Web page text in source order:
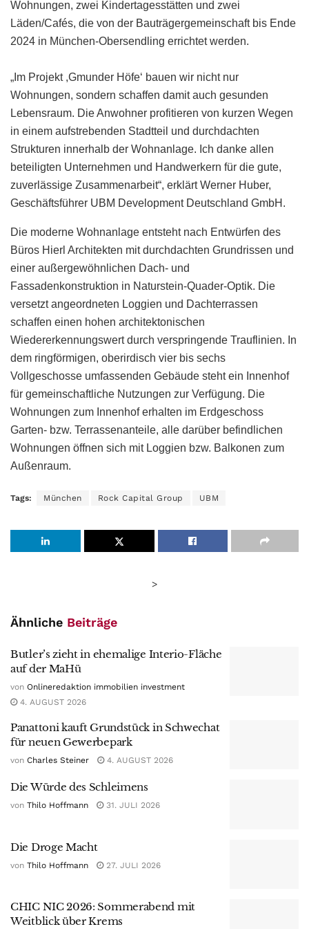
Wohnungen, zwei Kindertagesstätten und zwei
Läden/Cafés, die von der Bauträgergemeinschaft bis Ende
2024 in München-Obersendling errichtet werden.
„Im Projekt ,Gmunder Höfe‘ bauen wir nicht nur
Wohnungen, sondern schaffen damit auch gesunden
Lebensraum. Die Anwohner profitieren von kurzen Wegen
in einem aufstrebenden Stadtteil und durchdachten
Strukturen innerhalb der Wohnanlage. Ich danke allen
beteiligten Unternehmen und Handwerkern für die gute,
zuverlässige Zusammenarbeit“, erklärt Werner Huber,
Geschäftsführer UBM Development Deutschland GmbH.
Die moderne Wohnanlage entsteht nach Entwürfen des
Büros Hierl Architekten mit durchdachten Grundrissen und
einer außergewöhnlichen Dach- und
Fassadenkonstruktion in Naturstein-Quader-Optik. Die
versetzt angeordneten Loggien und Dachterrassen
schaffen einen hohen architektonischen
Wiedererkennungswert durch verspringende Trauflinien. In
dem ringförmigen, oberirdisch vier bis sechs
Vollgeschosse umfassenden Gebäude steht ein Innenhof
für gemeinschaftliche Nutzungen zur Verfügung. Die
Wohnungen zum Innenhof erhalten im Erdgeschoss
Garten- bzw. Terrassenanteile, alle darüber befindlichen
Wohnungen öffnen sich mit Loggien bzw. Balkonen zum
Außenraum.
Tags: München Rock Capital Group UBM
>
Ähnliche Beiträge
Butler’s zieht in ehemalige Interio-Fläche
auf der MaHü
von Onlineredaktion immobilien investment
4. AUGUST 2026
Panattoni kauft Grundstück in Schwechat
für neuen Gewerbepark
von Charles Steiner 4. AUGUST 2026
Die Würde des Schleimens
von Thilo Hoffmann 31. JULI 2026
Die Droge Macht
von Thilo Hoffmann 27. JULI 2026
CHIC NIC 2026: Sommerabend mit
Weitblick über Krems